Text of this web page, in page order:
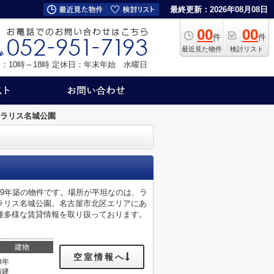
最終更新：2026年08月08日
00件
最近見た物件
00件
検討リスト
10時～18時 定休日：年末年始 水曜日
リス名城公園
築の物件です。場所が平坦なのは、ラ
ス名城公園。名古屋市北区エリアにあ
様な賃貸情報を取り扱っております。
建物
年
建
空室情報へ